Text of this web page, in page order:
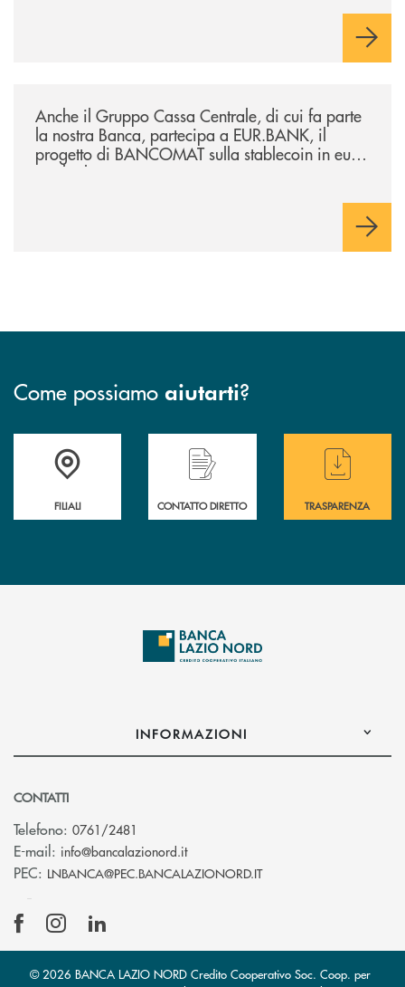
negoziazione esclusiva per la finalizzazione dell’operazione.
Anche il Gruppo Cassa Centrale, di cui fa parte
la nostra Banca, partecipa a EUR.BANK, il
progetto di BANCOMAT sulla stablecoin in euro
e sul relativo ecosistema
Come possiamo aiutarti?
Trova la filiale più vicina a te
FILIALI
Hai bisogno di assistenza immediata ?
CONTATTO DIRETTO
Hai bisogno di
TRASPARENZA
INFORMAZIONI
CONTATTI
Telefono: 0761/2481
E-mail: info@bancalazionord.it(si apre l’app di posta elettronica)
PEC: LNBANCA@PEC.BANCALAZIONORD.IT(si apre l’app di posta
© 2026 BANCA LAZIO NORD Credito Cooperativo Soc. Coop. per